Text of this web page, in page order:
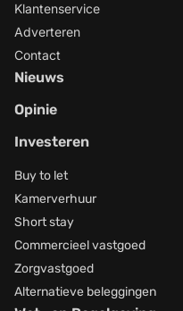
Klantenservice
Adverteren
Contact
Nieuws
Opinie
Investeren
Buy to let
Kamerverhuur
Short stay
Commercieel vastgoed
Zorgvastgoed
Alternatieve beleggingen